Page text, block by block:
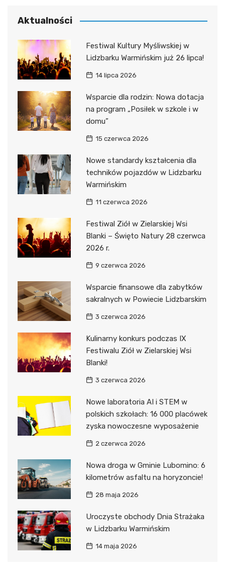
Aktualności
Festiwal Kultury Myśliwskiej w
Lidzbarku Warmińskim już 26 lipca!
14 lipca 2026
Wsparcie dla rodzin: Nowa dotacja
na program „Posiłek w szkole i w
domu”
15 czerwca 2026
Nowe standardy kształcenia dla
techników pojazdów w Lidzbarku
Warmińskim
11 czerwca 2026
Festiwal Ziół w Zielarskiej Wsi
Blanki – Święto Natury 28 czerwca
2026 r.
9 czerwca 2026
Wsparcie finansowe dla zabytków
sakralnych w Powiecie Lidzbarskim
3 czerwca 2026
Kulinarny konkurs podczas IX
Festiwalu Ziół w Zielarskiej Wsi
Blanki!
3 czerwca 2026
Nowe laboratoria AI i STEM w
polskich szkołach: 16 000 placówek
zyska nowoczesne wyposażenie
2 czerwca 2026
Nowa droga w Gminie Lubomino: 6
kilometrów asfaltu na horyzoncie!
28 maja 2026
Uroczyste obchody Dnia Strażaka
w Lidzbarku Warmińskim
14 maja 2026